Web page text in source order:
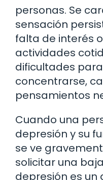
personas. Se
sensación
falta de interés
actividades
dificultades
concentrarse,
pensamientos
Cuando una
depresión y su
se ve
solicitar una
depresión es un